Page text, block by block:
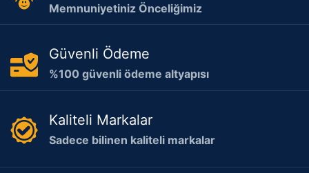
Memnuniyetiniz Önceliğimiz
Güvenli Ödeme
%100 güvenli ödeme altyapısı
Kaliteli Markalar
Sadece bilinen kaliteli markalar